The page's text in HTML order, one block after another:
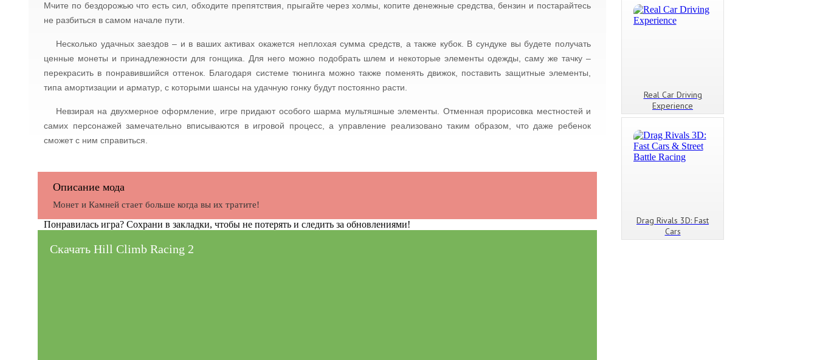
Мчите по бездорожью что есть сил, обходите препятствия, прыгайте через холмы, копите денежные средства, бензин и постарайтесь
не разбиться в самом начале пути.
Несколько удачных заездов – и в ваших активах окажется неплохая сумма средств, а также кубок. В сундуке вы будете получать
ценные монеты и принадлежности для гонщика. Для него можно подобрать шлем и некоторые элементы одежды, саму же тачку –
перекрасить в понравившийся оттенок. Благодаря системе тюнинга можно также поменять движок, поставить защитные элементы,
типа амортизации и арматур, с которыми шансы на удачную гонку будут постоянно расти.
Невзирая на двухмерное оформление, игре придают особого шарма мультяшные элементы. Отменная прорисовка местностей и
самих персонажей замечательно вписываются в игровой процесс, а управление реализовано таким образом, что даже ребенок
сможет с ним справиться.
Описание мода
Монет и Камней стает больше когда вы их тратите!
Понравилась игра? Сохрани в закладки, чтобы не потерять и следить за обновлениями!
Скачать Hill Climb Racing 2
Real Car Driving
Experience
Drag Rivals 3D: Fast
Cars